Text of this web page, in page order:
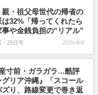
親・祖父母世代の帰省の
32%「帰ってくれたら
や金銭負担の“リアル”
・25日号 2026/8/8
寸前・ガラガラ…酷評
リア沖縄』「スコール
り、路線変更で巻き返